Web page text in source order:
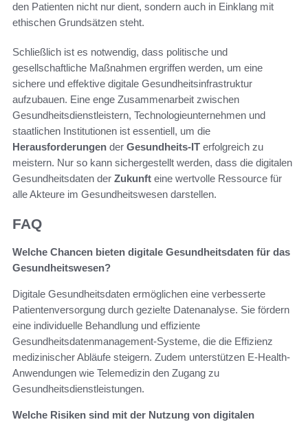
den Patienten nicht nur dient, sondern auch in Einklang mit
ethischen Grundsätzen steht.
Schließlich ist es notwendig, dass politische und
gesellschaftliche Maßnahmen ergriffen werden, um eine
sichere und effektive digitale Gesundheitsinfrastruktur
aufzubauen. Eine enge Zusammenarbeit zwischen
Gesundheitsdienstleistern, Technologieunternehmen und
staatlichen Institutionen ist essentiell, um die
Herausforderungen der Gesundheits-IT erfolgreich zu
meistern. Nur so kann sichergestellt werden, dass die digitalen
Gesundheitsdaten der Zukunft eine wertvolle Ressource für
alle Akteure im Gesundheitswesen darstellen.
FAQ
Welche Chancen bieten digitale Gesundheitsdaten für das
Gesundheitswesen?
Digitale Gesundheitsdaten ermöglichen eine verbesserte
Patientenversorgung durch gezielte Datenanalyse. Sie fördern
eine individuelle Behandlung und effiziente
Gesundheitsdatenmanagement-Systeme, die die Effizienz
medizinischer Abläufe steigern. Zudem unterstützen E-Health-
Anwendungen wie Telemedizin den Zugang zu
Gesundheitsdienstleistungen.
Welche Risiken sind mit der Nutzung von digitalen